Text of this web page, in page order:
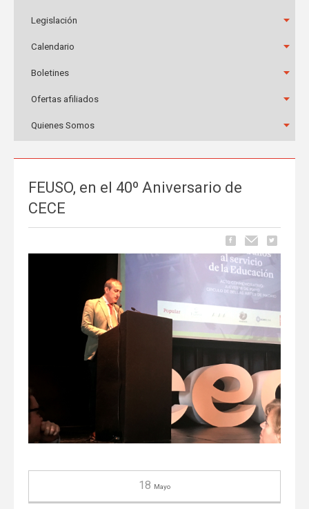
Legislación
Calendario
Boletines
Ofertas afiliados
Quienes Somos
FEUSO, en el 40º Aniversario de
CECE
18 Mayo